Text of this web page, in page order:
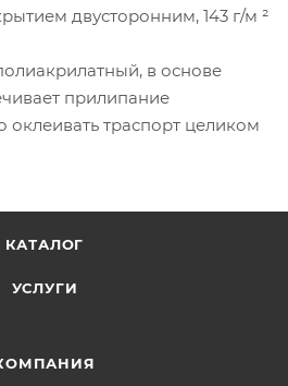
двусторонним, 143 г/м ²
в основе
прилипание
оклеивать траспорт целиком
КАТАЛОГ
УСЛУГИ